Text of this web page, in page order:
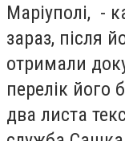
Маріуполі, -
зараз, після
отримали
перелік його
два листа